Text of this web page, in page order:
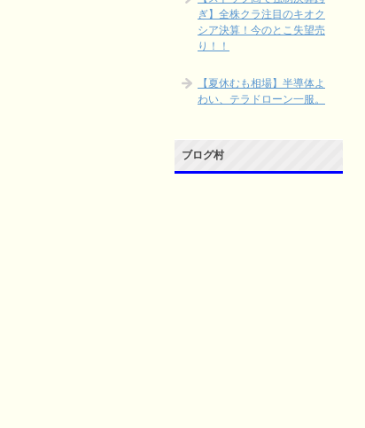
ぎ】全株クラ注目のキオク
シア決算！今のとこ失望売
り！！
【夏休むも相場】半導体よ
わい、テラドローン一服。
ブログ村